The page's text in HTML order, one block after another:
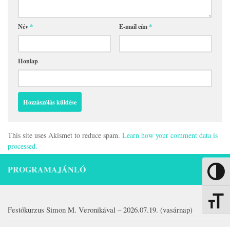
Nagy
Név* E-mail cím*
Honlap
This site uses Akismet to reduce spam. Learn how your comment data is
processed.
PROGRAMAJÁNLÓ
Festőkurzus Simon M. Veronikával – 2026.07.19. (vasárnap)